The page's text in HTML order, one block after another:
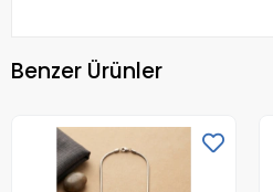
Benzer Ürünler